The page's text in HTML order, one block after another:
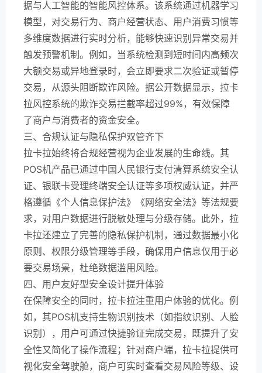
据与人工智能的智能风控体系。该系统通过机器学习
模型，对交易行为、商户经营状态、用户消费习惯等
多维度数据进行实时分析，能够快速识别异常交易并
触发预警机制。例如，当系统检测到短时间内高频次
大额交易或异地登录时，会立即要求二次验证或暂停
交易，从源头阻断欺诈风险。据公开数据显示，拉卡
拉风控系统的欺诈交易拦截率超过99%，有效保障
了商户与消费者的资金安全。
三、合规认证与隐私保护双管齐下
拉卡拉始终将合规经营视为企业发展的生命线。其
POS机产品已通过中国人民银行支付清算系统安全认
证、银联卡受理终端安全认证等多项权威认证，并严
格遵循《个人信息保护法》《网络安全法》等法规要
求，对用户数据进行脱敏处理与分级存储。此外，拉
卡拉还建立了完善的隐私保护机制，通过数据最小化
原则、权限分级管理等手段，确保用户信息仅用于必
要交易场景，杜绝数据滥用风险。
四、用户友好型安全设计提升体验
在保障安全的同时，拉卡拉注重用户体验的优化。例
如，其POS机支持生物识别技术（如指纹识别、人脸
识别），用户可通过快捷验证完成交易，既提升了安
全性又简化了操作流程；针对商户端，拉卡拉提供可
视化安全驾驶舱，商户可实时查看交易风险等级、设